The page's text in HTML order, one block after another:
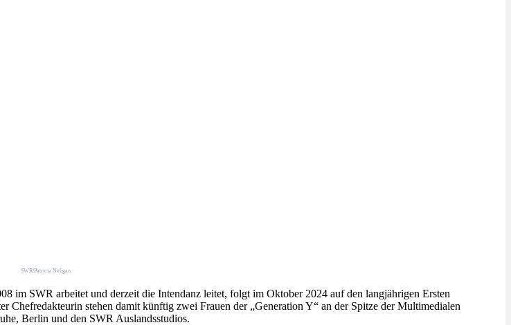
SWR/Patricia Neligan
im SWR arbeitet und derzeit die Intendanz leitet, folgt im Oktober 2024 auf den langjährigen Ersten
stehen damit künftig zwei Frauen der „Generation Y“ an der Spitze der Multimedialen
Berlin und den SWR Auslandsstudios.